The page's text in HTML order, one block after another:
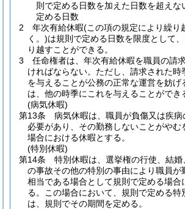
則で定める日数を加えた日数を超えな
定める日数
2
年次有給休暇(この項の規定により繰り
く。)は規則で定める日数を限度として
り越すことができる。
3
任命権者は、年次有給休暇を職員の請
ければならない。 ただし、請求された時
を与えることが公務の正常な運営を妨げ
は、他の時季にこれを与えることができ
(病気休暇)
第13条
病気休暇は、職員が負傷又は疾
必要があり、その勤務しないことがやむ
場合における休暇とする。
(特別休暇)
第14条
特別休暇は、選挙権の行使、結
の事故その他の特別の事由により職員が
相当である場合として規則で定める場合
る。
この場合において、規則で定める特
は、規則でその期間を定める。